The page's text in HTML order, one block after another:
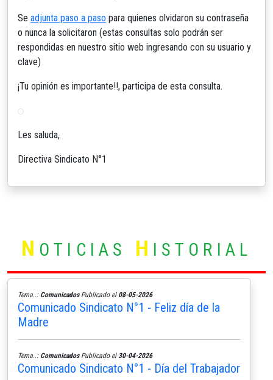
Se adjunta paso a paso para quienes olvidaron su contraseña
o nunca la solicitaron (estas consultas solo podrán ser
respondidas en nuestro sitio web ingresando con su usuario y
clave)
¡Tu opinión es importante!!, participa de esta consulta.
Les saluda,
Directiva Sindicato N°1
N OTICIAS H ISTORIAL
Tema..: ComunicadosPublicado el 08-05-2026
Comunicado Sindicato N°1 - Feliz día de la
Madre
Tema..: ComunicadosPublicado el 30-04-2026
Comunicado Sindicato N°1 - Día del Trabajador